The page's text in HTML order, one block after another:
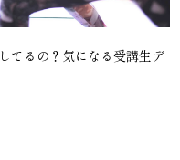
てるの？気になる受講生デ